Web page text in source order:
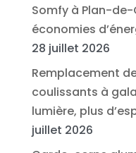
Somfy à Plan-
économies
28 juillet 2026
Remplacement
coulissants à
lumière, plus
juillet 2026